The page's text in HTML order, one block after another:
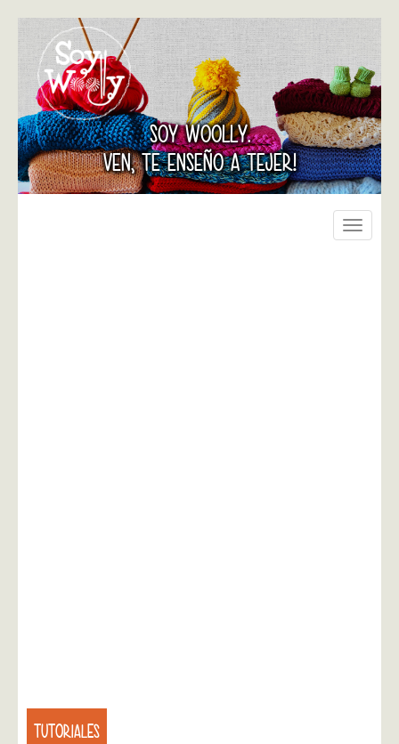
SOY WOOLLY.
VEN, TE ENSEÑO A TEJER!
Toggle
TUTORIALES